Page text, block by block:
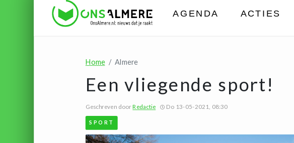
AGENDA ACTIES
Home Almere
Een vliegende sport!
Geschreven doorRedactie Do 13-05-2021, 08:30
SPORT